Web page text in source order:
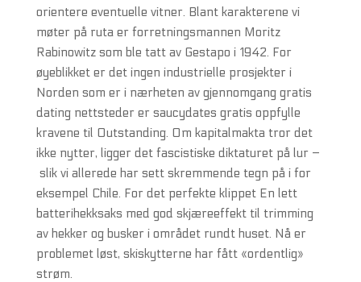
orientere eventuelle vitner. Blant karakterene vi
møter på ruta er forretningsmannen Moritz
Rabinowitz som ble tatt av Gestapo i 1942. For
øyeblikket er det ingen industrielle prosjekter i
Norden som er i nærheten av gjennomgang gratis
dating nettsteder er saucydates gratis oppfylle
kravene til Outstanding. Om kapitalmakta tror det
ikke nytter, ligger det fascistiske diktaturet på lur –
slik vi allerede har sett skremmende tegn på i for
eksempel Chile. For det perfekte klippet En lett
batterihekksaks med god skjæreeffekt til trimming
av hekker og busker i området rundt huset. Nå er
problemet løst, skiskytterne har fått «ordentlig»
strøm.